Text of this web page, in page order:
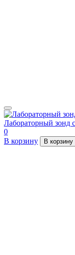
Лабораторный зонд
0
В корзину
В корзину